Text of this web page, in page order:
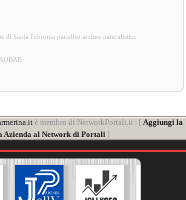
di Santa Febronia paradiso archeo naturalistico
è membro di NetworkPortali.it | [ Aggiungi la
Azienda al Network di Portali ]